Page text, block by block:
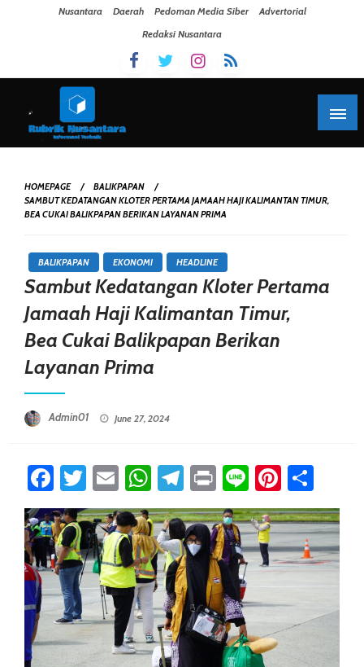
Nusantara Daerah Pedoman Media Siber
Advertorial
Redaksi Nusantara
HOMEPAGE
BALIKPAPAN
SAMBUT KEDATANGAN KLOTER PERTAMA JAMAAH HAJI KALIMANTAN TIMUR,
BEA CUKAI BALIKPAPAN BERIKAN LAYANAN PRIMA
BALIKPAPAN EKONOMI HEADLINE
Sambut Kedatangan Kloter Pertama
Jamaah Haji Kalimantan Timur,
Bea Cukai Balikpapan Berikan
Layanan Prima
Admin01 June 27, 2024
Facebook
Twitter
EmailWhatsApp
Telegram
PrintLine